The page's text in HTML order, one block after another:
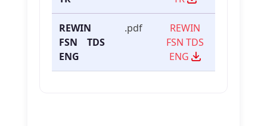
REWIN
FSN TDS
ENG
.pdf
REWIN
FSN TDS
ENG